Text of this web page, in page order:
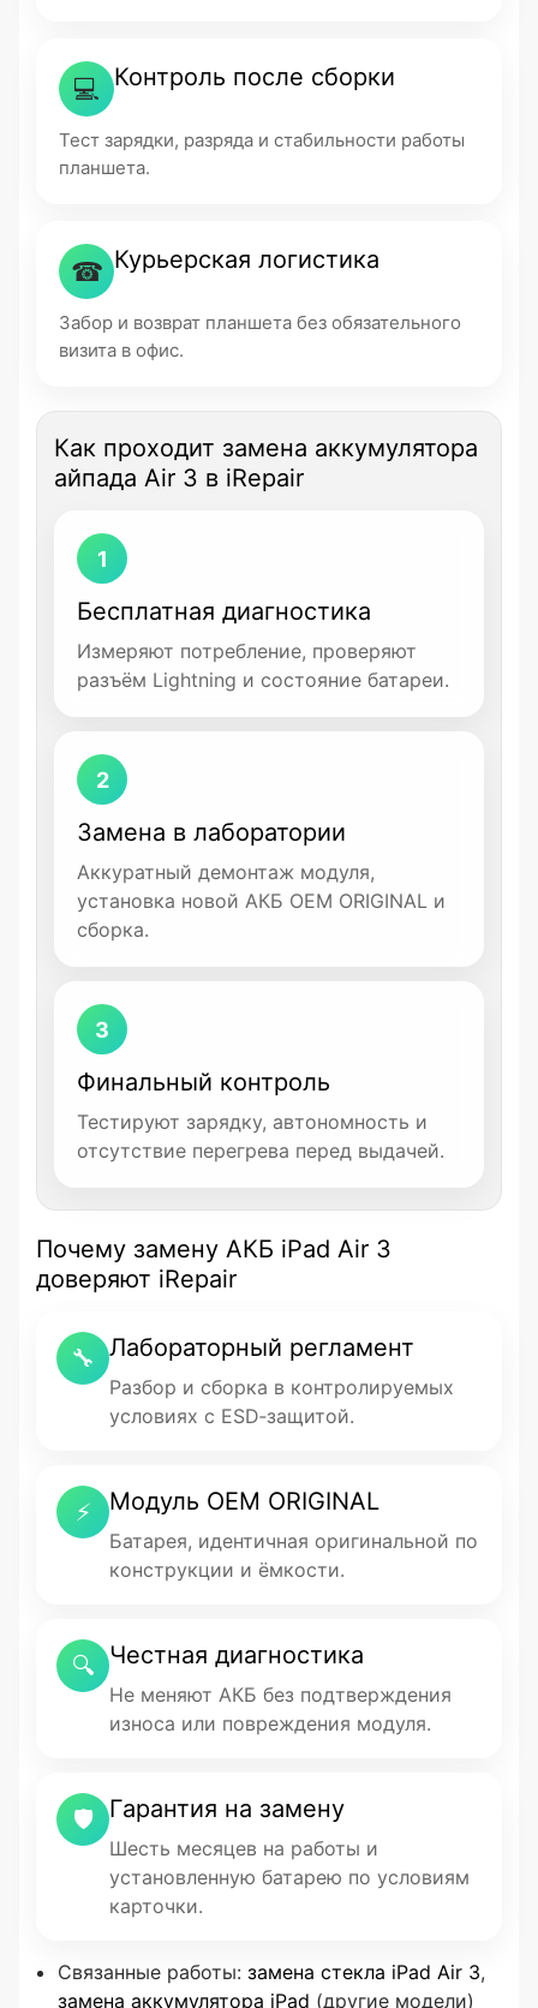
💻 Контроль после сборки
Тест зарядки, разряда и стабильности работы
планшета.
☎ Курьерская логистика
Забор и возврат планшета без обязательного
визита в офис.
Как проходит замена аккумулятора
айпада Air 3 в iRepair
1
Бесплатная диагностика
Измеряют потребление, проверяют
разъём Lightning и состояние батареи.
2
Замена в лаборатории
Аккуратный демонтаж модуля,
установка новой АКБ OEM ORIGINAL и
сборка.
3
Финальный контроль
Тестируют зарядку, автономность и
отсутствие перегрева перед выдачей.
Почему замену АКБ iPad Air 3
доверяют iRepair
🔧 Лабораторный регламент
Разбор и сборка в контролируемых
условиях с ESD‑защитой.
⚡ Модуль OEM ORIGINAL
Батарея, идентичная оригинальной по
конструкции и ёмкости.
🔍 Честная диагностика
Не меняют АКБ без подтверждения
износа или повреждения модуля.
🛡 Гарантия на замену
Шесть месяцев на работы и
установленную батарею по условиям
карточки.
Связанные работы: замена стекла iPad Air 3,
замена аккумулятора iPad (другие модели)